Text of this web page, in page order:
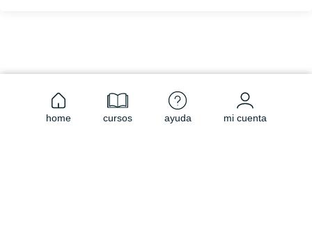
home cursos ayuda mi cuenta